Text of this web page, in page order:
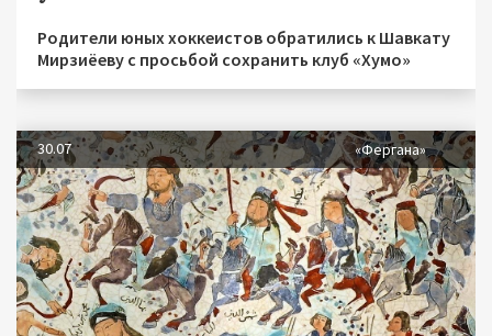
Родители юных хоккеистов обратились к Шавкату
Мирзиёеву с просьбой сохранить клуб «Хумо»
30.07 «Фергана»